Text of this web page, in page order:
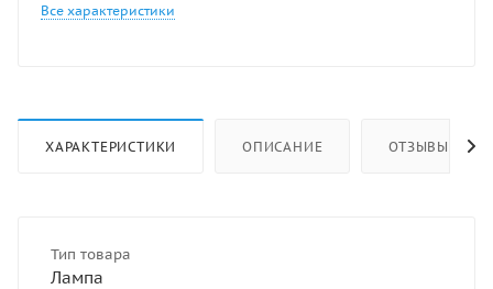
Все характеристики
ХАРАКТЕРИСТИКИ ОПИСАНИЕ ОТЗЫВЫ
Тип товара
Лампа